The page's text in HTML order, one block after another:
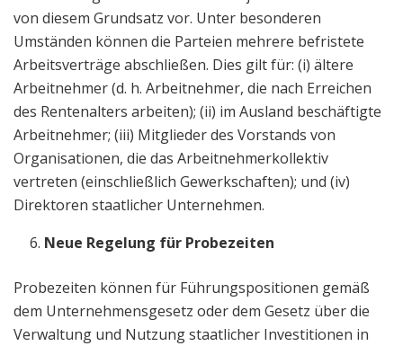
von diesem Grundsatz vor. Unter besonderen
Umständen können die Parteien mehrere befristete
Arbeitsverträge abschließen. Dies gilt für: (i) ältere
Arbeitnehmer (d. h. Arbeitnehmer, die nach Erreichen
des Rentenalters arbeiten); (ii) im Ausland beschäftigte
Arbeitnehmer; (iii) Mitglieder des Vorstands von
Organisationen, die das Arbeitnehmerkollektiv
vertreten (einschließlich Gewerkschaften); und (iv)
Direktoren staatlicher Unternehmen.
Neue Regelung für Probezeiten
Probezeiten können für Führungspositionen gemäß
dem Unternehmensgesetz oder dem Gesetz über die
Verwaltung und Nutzung staatlicher Investitionen in